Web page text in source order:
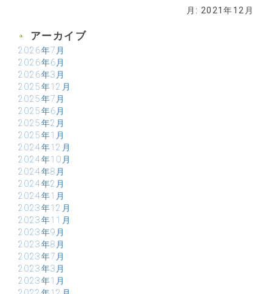
月: 2021年12月
アーカイブ
2026年7月
2026年6月
2026年3月
2025年12月
2025年7月
2025年6月
2025年2月
2025年1月
2024年12月
2024年10月
2024年8月
2024年2月
2024年1月
2023年12月
2023年11月
2023年9月
2023年8月
2023年7月
2023年3月
2023年1月